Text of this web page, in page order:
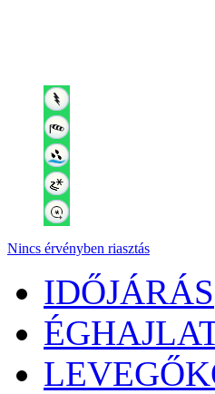
Nincs érvényben riasztás
IDŐJÁRÁS